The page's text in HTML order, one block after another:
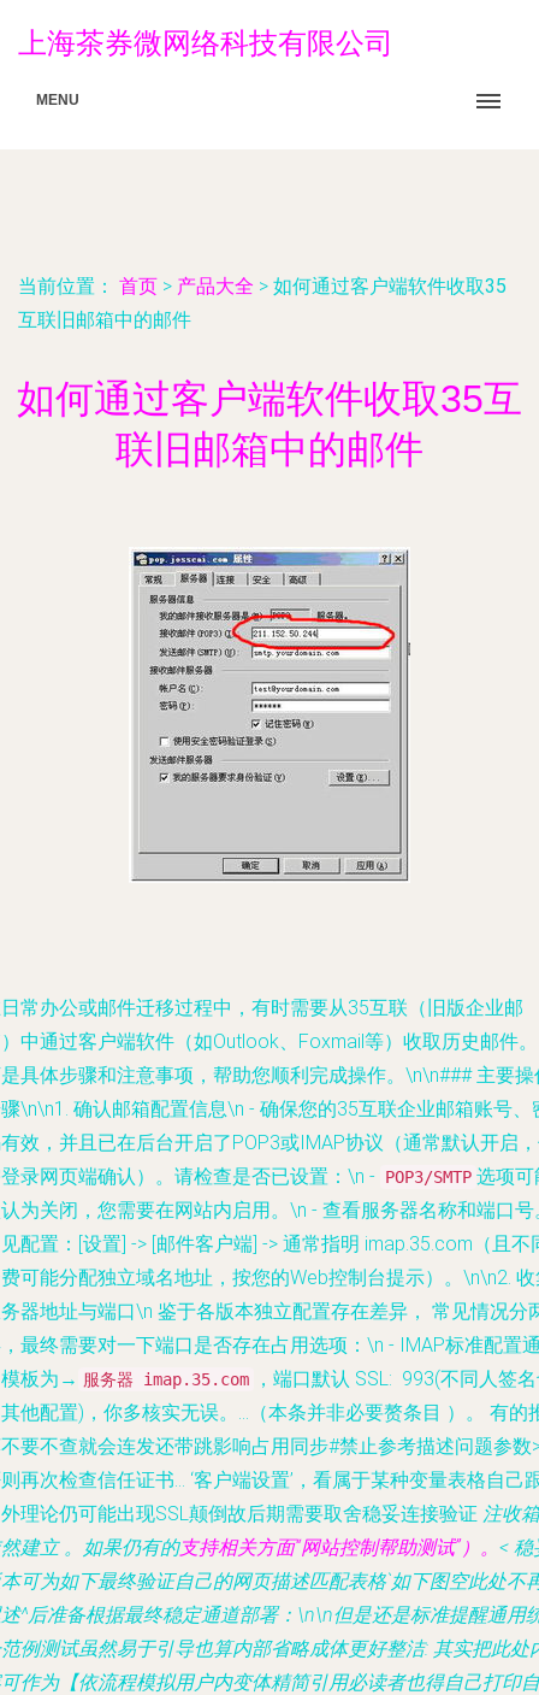
上海茶券微网络科技有限公司
MENU
当前位置： 首页 > 产品大全 > 如何通过客户端软件收取35
互联旧邮箱中的邮件
如何通过客户端软件收取35互
联旧邮箱中的邮件
常办公或邮件迁移过程中，有时需要从35互联（旧版企业邮
中通过客户端软件（如Outlook、Foxmail等）收取历史邮件
具体步骤和注意事项，帮助您顺利完成操作。\n\n### 主要操
\n\n1. 确认邮箱配置信息\n - 确保您的35互联企业邮箱账号、
效，并且已在后台开启了POP3或IMAP协议（通常默认开启
录网页端确认）。请检查是否已设置：\n - POP3/SMTP 选项可
为关闭，您需要在网站内启用。\n - 查看服务器名称和端口号
配置：[设置] -> [邮件客户端] -> 通常指明 imap.35.com（且不
可能分配独立域名地址，按您的Web控制台提示）。\n\n2.
器地址与端口\n 鉴于各版本独立配置存在差异， 常见情况分
最终需要对一下端口是否存在占用选项：\n - IMAP标准配置
板为→ 服务器 imap.35.com
，端口默认 SSL: 993(不同人签
他配置)，你多核实无误。 …（本条并非必要赘条目 ）。 有的
要不查就会连发还带跳影响占用同步#禁止参考描述问题参数
再次检查信任证书... ‘客户端设置’，看属于某种变量表格自己
理论仍可能出现SSL颠倒故后期需要取舍稳妥连接验证 注收箱
建立 。如果仍有的支持相关方面“网站控制帮助测试”）。 < 稳
可为如下最终验证自己的网页描述匹配表格`如下图空此处不
^后准备根据最终稳定通道部署：\n\n但是还是标准提醒通用
例测试虽然易于引导也算内部省略成体更好整洁: 其实把此处
作为【依流程模拟用户内变体精简引用必读者也得自己打印自